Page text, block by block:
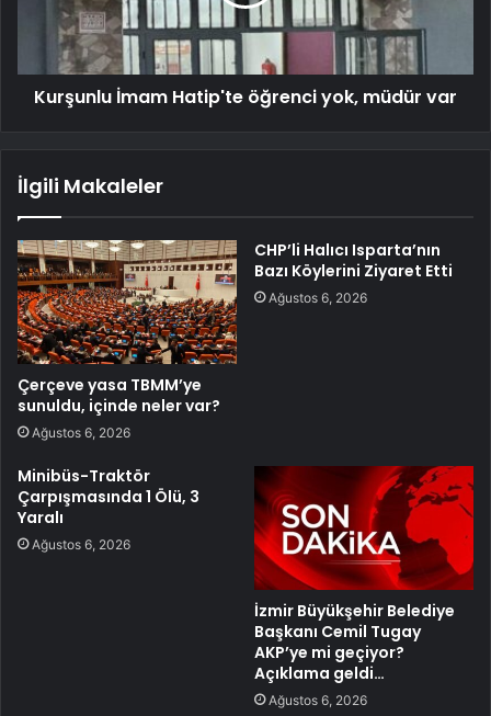
Kurşunlu İmam Hatip'te öğrenci yok, müdür var
İlgili Makaleler
Çerçeve yasa TBMM’ye
sunuldu, içinde neler var?
Ağustos 6, 2026
CHP’li Halıcı Isparta’nın
Bazı Köylerini Ziyaret Etti
Ağustos 6, 2026
Minibüs-Traktör
Çarpışmasında 1 Ölü, 3
Yaralı
Ağustos 6, 2026
İzmir Büyükşehir Belediye
Başkanı Cemil Tugay
AKP’ye mi geçiyor?
Açıklama geldi…
Ağustos 6, 2026